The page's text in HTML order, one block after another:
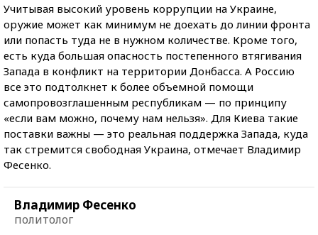
Учитывая высокий уровень коррупции на Украине,
оружие может как минимум не доехать до линии фронта
или попасть туда не в нужном количестве. Кроме того,
есть куда большая опасность постепенного втягивания
Запада в конфликт на территории Донбасса. А Россию
все это подтолкнет к более объемной помощи
самопровозглашенным республикам — по принципу
«если вам можно, почему нам нельзя». Для Киева такие
поставки важны — это реальная поддержка Запада, куда
так стремится свободная Украина, отмечает Владимир
Фесенко.
Владимир Фесенко
политолог